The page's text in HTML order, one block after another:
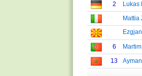
2
Lukas
Mattia
6
13